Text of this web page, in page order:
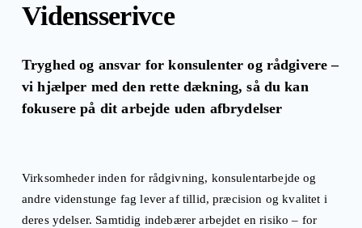
Vidensserivce
Tryghed og ansvar for konsulenter og rådgivere –
vi hjælper med den rette dækning, så du kan
fokusere på dit arbejde uden afbrydelser
Virksomheder inden for rådgivning, konsulentarbejde og
andre videnstunge fag lever af tillid, præcision og kvalitet i
deres ydelser. Samtidig indebærer arbejdet en risiko – for